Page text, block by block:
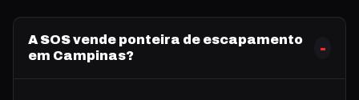
A SOS vende ponteira de escapamento
em Campinas?